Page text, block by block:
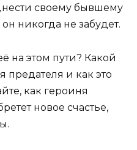
своему бывшему
никогда не забудет.
на этом пути? Какой
предателя и как это
как героиня
новое счастье,